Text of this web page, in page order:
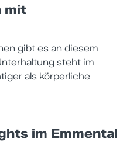
mit
gibt es an diesem
steht im
als körperliche
im Emmental